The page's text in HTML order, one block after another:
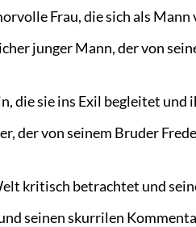
Frau, die sich als
junger Mann, der von
die sie ins Exil begleitet und
der von seinem Bruder
kritisch betrachtet und
seinen skurrilen